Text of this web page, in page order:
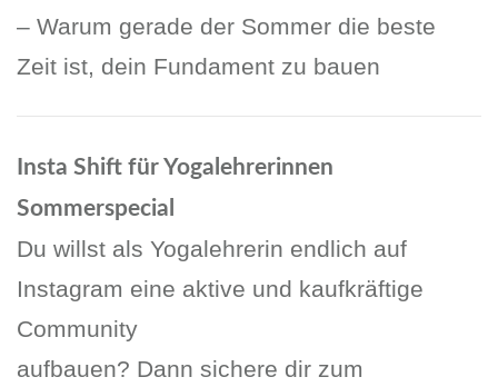
– Warum gerade der Sommer die beste
Zeit ist, dein Fundament zu bauen
Insta Shift für Yogalehrerinnen
Sommerspecial
Du willst als Yogalehrerin endlich auf
Instagram eine aktive und kaufkräftige
Community
aufbauen? Dann sichere dir zum